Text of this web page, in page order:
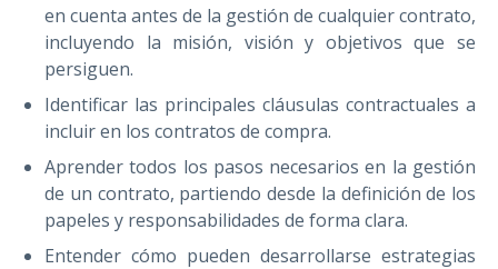
en cuenta antes de la gestión de cualquier contrato,
incluyendo la misión, visión y objetivos que se
persiguen.
Identificar las principales cláusulas contractuales a
incluir en los contratos de compra.
Aprender todos los pasos necesarios en la gestión
de un contrato, partiendo desde la definición de los
papeles y responsabilidades de forma clara.
Entender cómo pueden desarrollarse estrategias